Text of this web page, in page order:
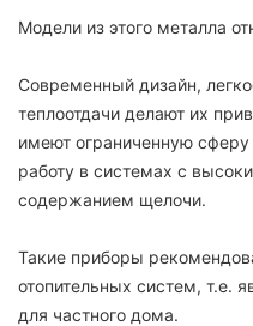
Модели из этого металла
Современный дизайн,
теплоотдачи делают их
имеют ограниченную
работу в системах с
содержанием щелочи.
Такие приборы
отопительных систем, т.е.
для частного дома.